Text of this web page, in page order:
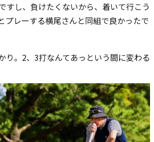
すし、負けたくないから、着いて行こう
プレーする横尾さんと同組で良かったで
り。2、3打なんてあっという間に変わる